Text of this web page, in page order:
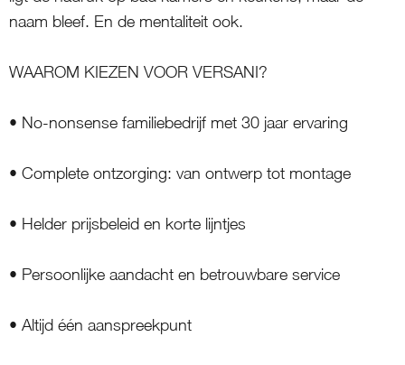
naam bleef. En de mentaliteit ook.
WAAROM KIEZEN VOOR VERSANI?
• No-nonsense familiebedrijf met 30 jaar ervaring
• Complete ontzorging: van ontwerp tot montage
• Helder prijsbeleid en korte lijntjes
• Persoonlijke aandacht en betrouwbare service
• Altijd één aanspreekpunt